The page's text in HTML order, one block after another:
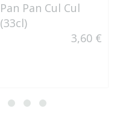
Pan Pan Cul Cul
(33cl)
3,60 €